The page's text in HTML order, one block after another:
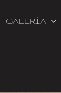
GALERÍA